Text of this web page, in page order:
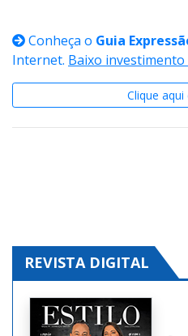
Conheça o Guia
Internet. Baixo
Clique aqui
REVISTA DIGITAL